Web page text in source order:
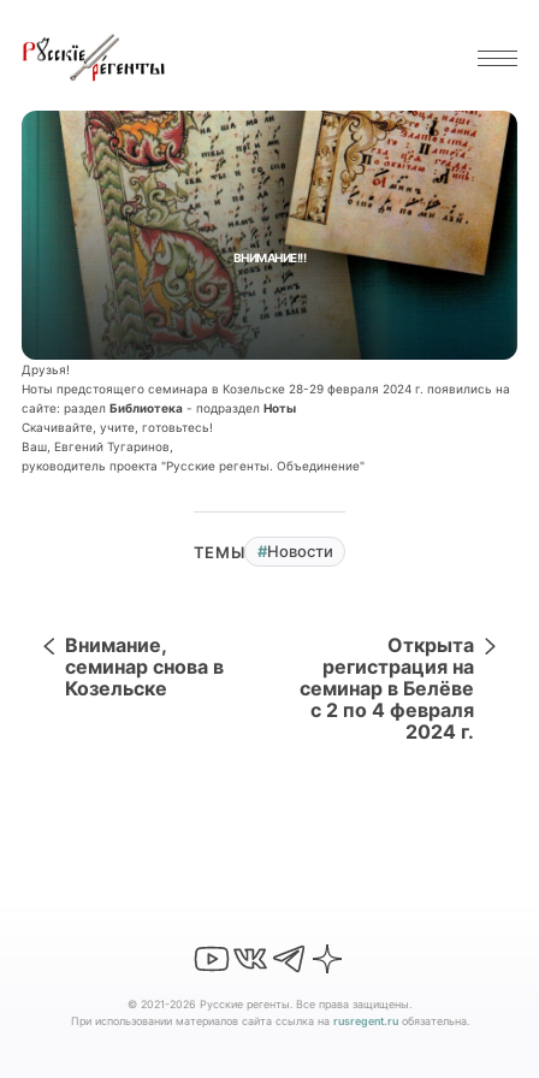
ВНИМАНИЕ!!!
Друзья!
Ноты предстоящего семинара в Козельске 28-29 февраля 2024 г. появились на
сайте: раздел Библиотека- подраздел Ноты
Скачивайте, учите, готовьтесь!
Ваш, Евгений Тугаринов,
руководитель проекта "Русские регенты. Объединение"
ТЕМЫ Новости
Внимание,
семинар снова в
Козельске
Открыта
регистрация на
семинар в Белёве
с 2 по 4 февраля
2024 г.
© 2021-2026 Русские регенты. Все права защищены.
При использовании материалов сайта ссылка на rusregent.ruобязательна.